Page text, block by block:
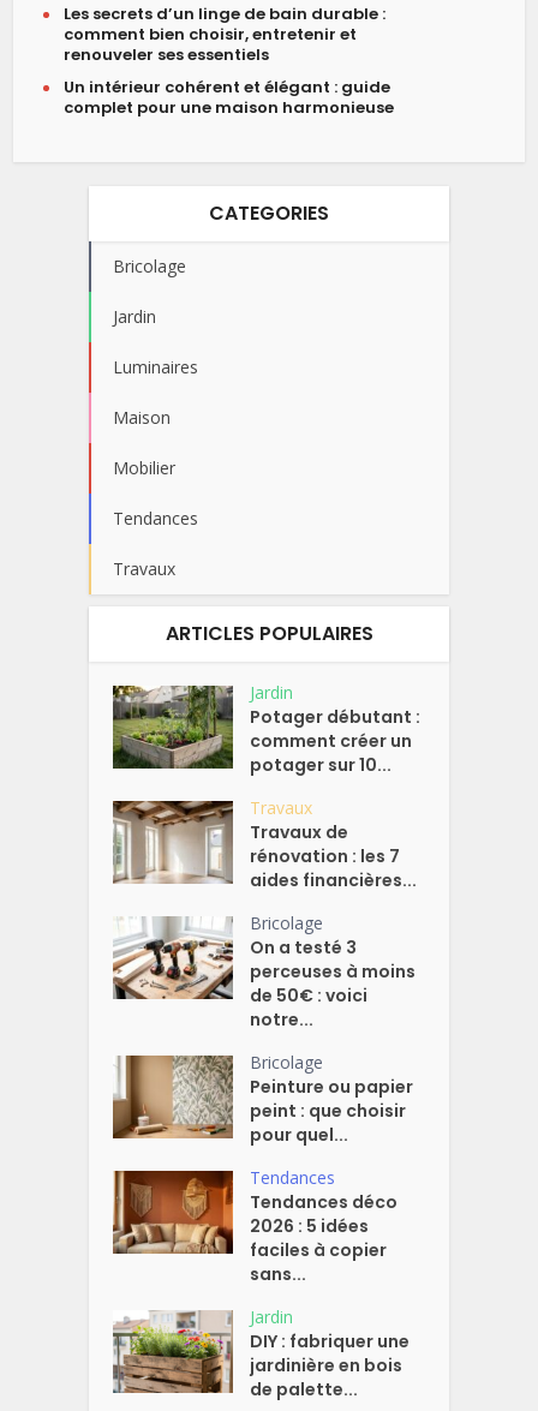
Les secrets d’un linge de bain durable :
comment bien choisir, entretenir et
renouveler ses essentiels
Un intérieur cohérent et élégant : guide
complet pour une maison harmonieuse
CATEGORIES
Bricolage
Jardin
Luminaires
Maison
Mobilier
Tendances
Travaux
ARTICLES POPULAIRES
Jardin
Potager débutant :
comment créer un
potager sur 10...
Travaux
Travaux de
rénovation : les 7
aides financières...
Bricolage
On a testé 3
perceuses à moins
de 50€ : voici
notre...
Bricolage
Peinture ou papier
peint : que choisir
pour quel...
Tendances
Tendances déco
2026 : 5 idées
faciles à copier
sans...
Jardin
DIY : fabriquer une
jardinière en bois
de palette...